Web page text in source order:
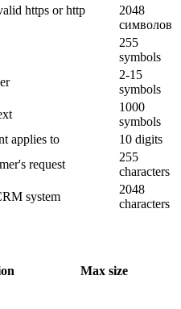
https or http
2048
символов
255
symbols
2-15
symbols
1000
symbols
applies to
10 digits
request
255
characters
system
2048
characters
Max size